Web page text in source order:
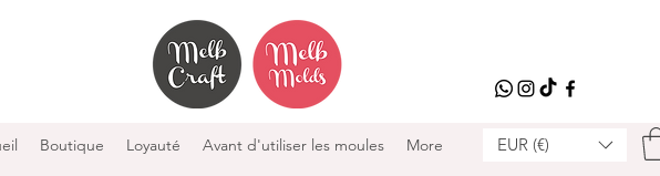
Boutique Loyauté Avant d'utiliser les moules More EUR (€)